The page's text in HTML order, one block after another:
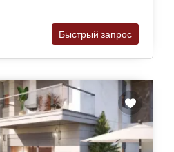
Быстрый запрос